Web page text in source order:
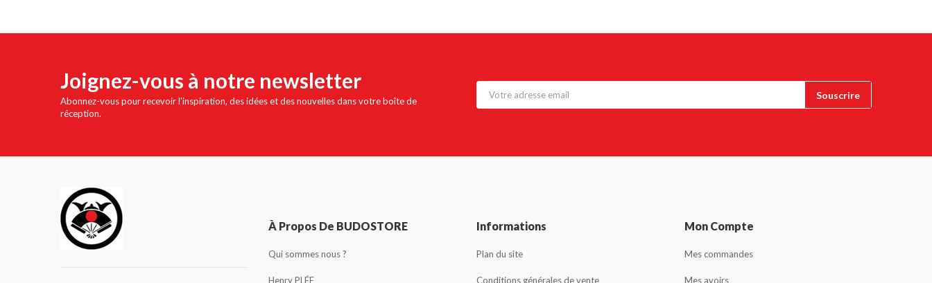
Joignez-vous à notre newsletter
Abonnez-vous pour recevoir l'inspiration, des idées et des nouvelles dans votre boîte de
réception.
À Propos De BUDOSTORE
Qui sommes nous ?
Henry PLÉE
Informations
Plan du site
Conditions générales de vente
Mon Compte
Mes commandes
Mes avoirs